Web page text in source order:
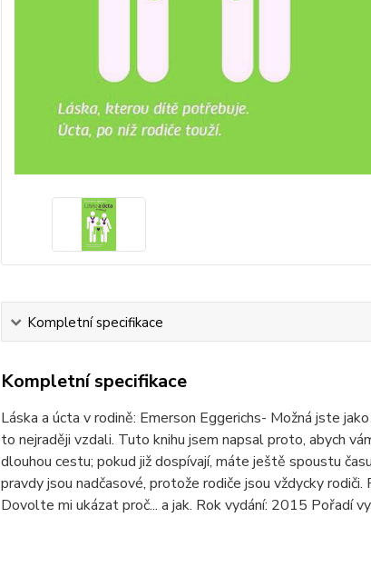
Kompletní specifikace
Kompletní specifikace
Láska a úcta v rodině: Emerson Eggerichs- Možná jste
to nejraději vzdali. Tuto knihu jsem napsal proto, abych
dlouhou cestu; pokud již dospívají, máte ještě spoustu
pravdy jsou nadčasové, protože rodiče jsou vždycky
Dovolte mi ukázat proč... a jak. Rok vydání: 2015 Pořadí